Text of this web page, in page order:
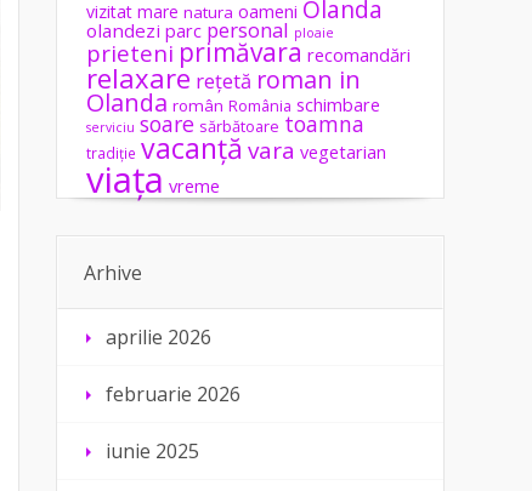
vizitat mare natura oameni Olanda
olandezi parc personal ploaie
prieteni primăvara recomandări
relaxare rețetă roman in
Olanda român România schimbare
serviciu soare sărbătoare toamna
tradiție vacanță vara vegetarian
viața vreme
Arhive
aprilie 2026
februarie 2026
iunie 2025